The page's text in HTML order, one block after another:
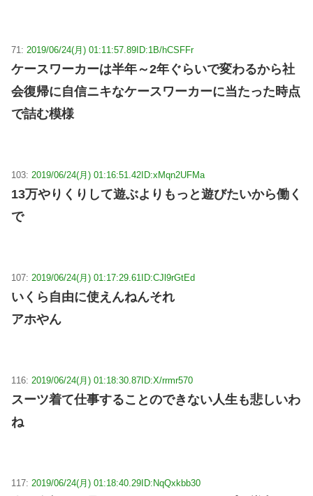
71: 2019/06/24(月) 01:11:57.89 ID:1B/hCSFFr
ケースワーカーは半年～2年ぐらいで変わるから社
会復帰に自信ニキなケースワーカーに当たった時点
で詰む模様
103: 2019/06/24(月) 01:16:51.42 ID:xMqn2UFMa
13万やりくりして遊ぶよりもっと遊びたいから働く
で
107: 2019/06/24(月) 01:17:29.61 ID:CJl9rGtEd
いくら自由に使えんねんそれ
アホやん
116: 2019/06/24(月) 01:18:30.87 ID:X/rrmr570
スーツ着て仕事することのできない人生も悲しいわ
ね
117: 2019/06/24(月) 01:18:40.29 ID:NqQxkbb30